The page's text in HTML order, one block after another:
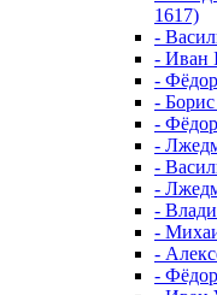
1617)
-
- Иван
-
-
-
-
-
-
-
-
-
-